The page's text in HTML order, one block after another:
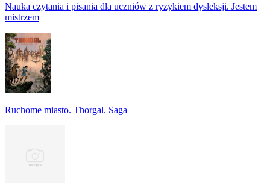
Nauka czytania i pisania dla uczniów z ryzykiem dysleksji. Jestem
mistrzem
Ruchome miasto. Thorgal. Saga